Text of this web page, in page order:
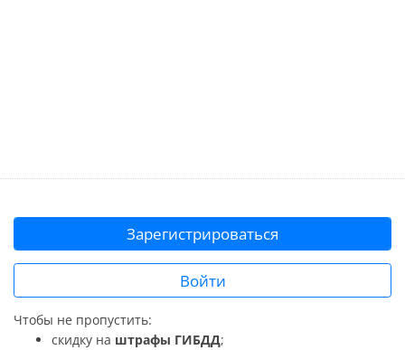
Зарегистрироваться
Войти
Чтобы не пропустить:
скидку на штрафы ГИБДД;